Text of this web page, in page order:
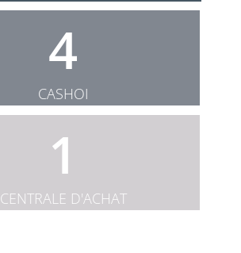
4
CASHOI
1
CENTRALE D'ACHAT